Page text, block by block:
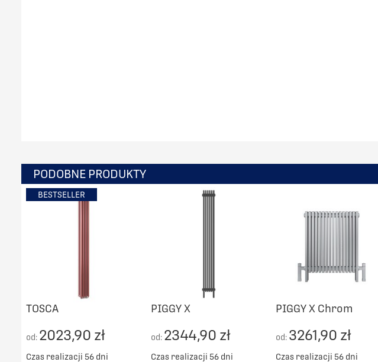
PODOBNE PRODUKTY
BESTSELLER
TOSCA
od: 2023,90 zł
Czas realizacji 56 dni
PIGGY X
od: 2344,90 zł
Czas realizacji 56 dni
PIGGY X Chrom
od: 3261,90 zł
Czas realizacji 56 dni